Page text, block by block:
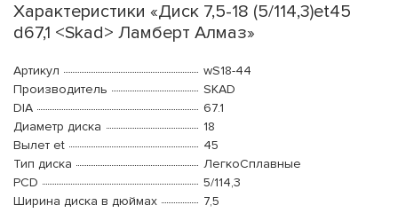
Характеристики «Диск 7,5-18 (5/114,3)et45
d67,1 <Skad> Ламберт Алмаз»
Артикул
wS18-44
Производитель
SKAD
DIA
67.1
Диаметр диска
18
Вылет et
45
Тип диска
ЛегкоСплавные
PCD
5/114,3
Ширина диска в дюймах
7,5